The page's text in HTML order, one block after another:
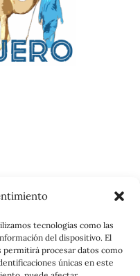
tecnologías como las
del dispositivo. El
procesar datos como
únicas en este